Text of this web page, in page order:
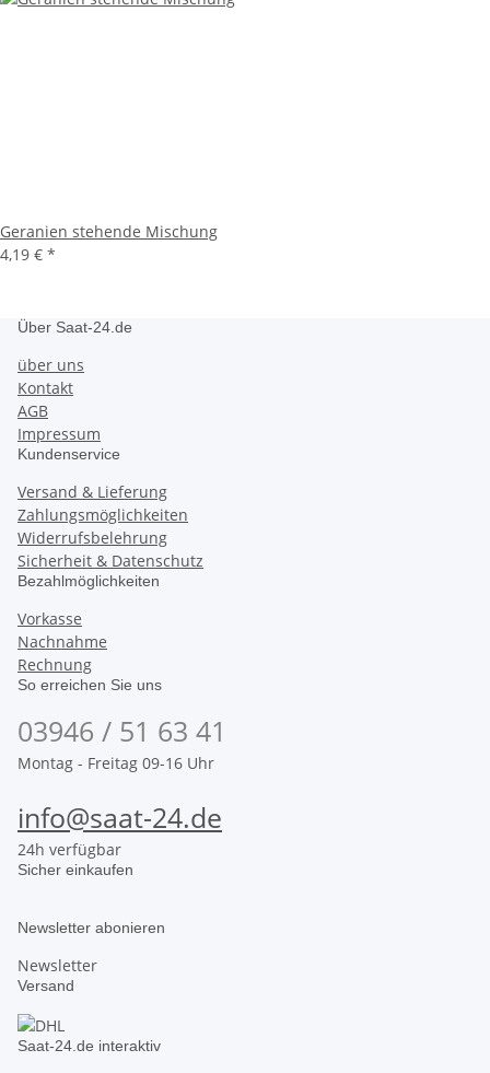
Geranien stehende Mischung
4,19 € *
Über Saat-24.de
über uns
Kontakt
AGB
Impressum
Kundenservice
Versand & Lieferung
Zahlungsmöglichkeiten
Widerrufsbelehrung
Sicherheit & Datenschutz
Bezahlmöglichkeiten
Vorkasse
Nachnahme
Rechnung
So erreichen Sie uns
03946 / 51 63 41
Montag - Freitag 09-16 Uhr
info@saat-24.de
24h verfügbar
Sicher einkaufen
Newsletter abonieren
Newsletter
Versand
Saat-24.de interaktiv